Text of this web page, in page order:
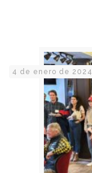
4 de enero de 2024